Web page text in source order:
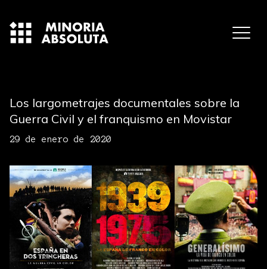
Los largometrajes documentales sobre la
Guerra Civil y el franquismo en Movistar
29 de enero de 2020